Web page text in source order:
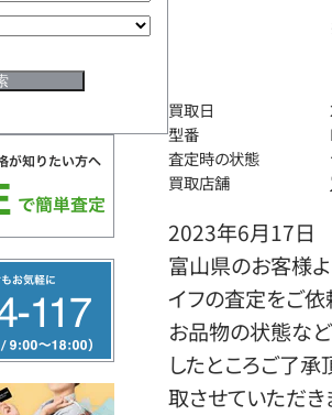
買取日
型番
査定時の状態
買取店舗
2023年6月17日
富山県のお客様よ
イフの査定をご依
お品物の状態など
したところご了
取させていただき